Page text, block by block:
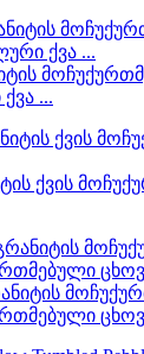
...
ქვის